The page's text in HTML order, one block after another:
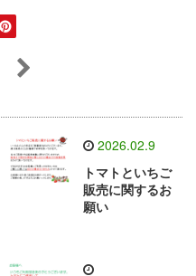
2026.02.9
トマトといちご
販売に関するお
願い